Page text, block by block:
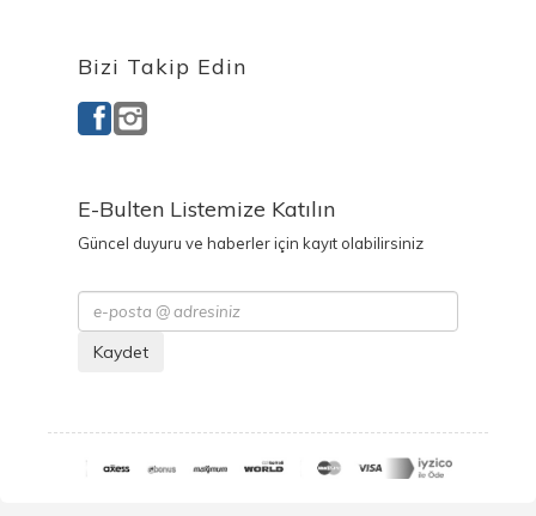
Bizi Takip Edin
E-Bulten Listemize Katılın
Güncel duyuru ve haberler için kayıt olabilirsiniz
Kaydet